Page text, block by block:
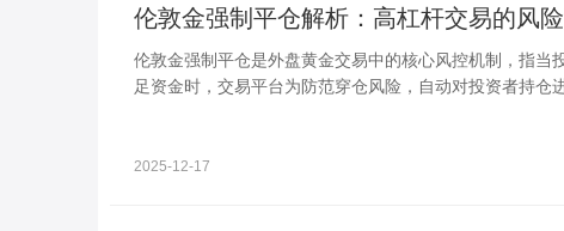
伦敦金强制平仓解析：高杠杆交易的风
伦敦金强制平仓是外盘黄金交易中的核心风控机制，指
足资金时，交易平台为防范穿仓风险，自动对投资者持仓
2025-12-17